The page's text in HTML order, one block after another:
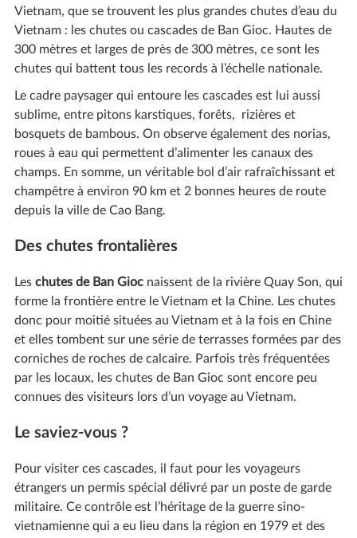
Vietnam, que se trouvent les plus grandes chutes d’eau du
Vietnam : les chutes ou cascades de Ban Gioc. Hautes de
300 mètres et larges de près de 300 mètres, ce sont les
chutes qui battent tous les records à l’échelle nationale.
Le cadre paysager qui entoure les cascades est lui aussi
sublime, entre pitons karstiques, forêts, rizières et
bosquets de bambous. On observe également des norias,
roues à eau qui permettent d’alimenter les canaux des
champs. En somme, un véritable bol d’air rafraîchissant et
champêtre à environ 90 km et 2 bonnes heures de route
depuis la ville de Cao Bang.
Des chutes frontalières
Les chutes de Ban Giocnaissent de la rivière Quay Son, qui
forme la frontière entre le Vietnam et la Chine. Les chutes
donc pour moitié situées au Vietnam et à la fois en Chine
et elles tombent sur une série de terrasses formées par des
corniches de roches de calcaire. Parfois très fréquentées
par les locaux, les chutes de Ban Gioc sont encore peu
connues des visiteurs lors d’un voyage au Vietnam.
Le saviez-vous ?
Pour visiter ces cascades, il faut pour les voyageurs
étrangers un permis spécial délivré par un poste de garde
militaire. Ce contrôle est l’héritage de la guerre sino-
vietnamienne qui a eu lieu dans la région en 1979 et des